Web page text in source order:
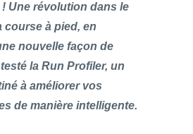
Une révolution dans le
course à pied, en
nouvelle façon de
la Run Profiler, un
à améliorer vos
de manière intelligente.